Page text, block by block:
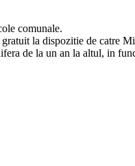
comunale.
gratuit la dispozitie de catre
de la un an la altul, in